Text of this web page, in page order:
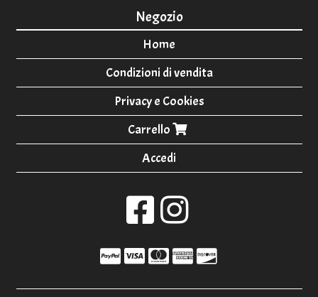
Negozio
Home
Condizioni di vendita
Privacy e Cookies
Carrello
Accedi